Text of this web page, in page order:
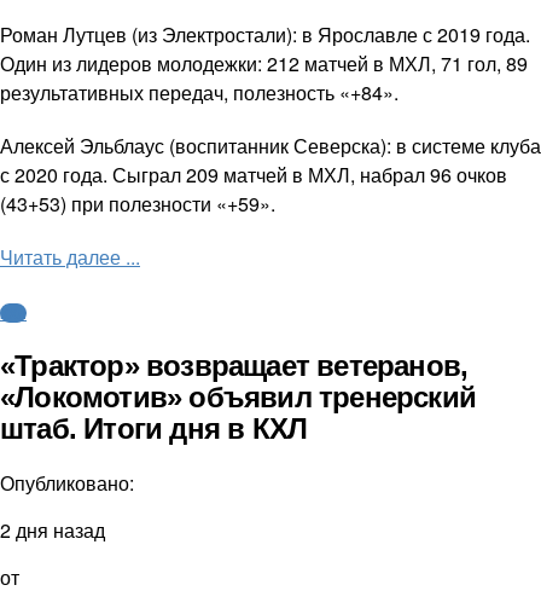
Роман Лутцев (из Электростали): в Ярославле с 2019 года.
Один из лидеров молодежки: 212 матчей в МХЛ, 71 гол, 89
результативных передач, полезность «+84».
Алексей Эльблаус (воспитанник Северска): в системе клуба
с 2020 года. Сыграл 209 матчей в МХЛ, набрал 96 очков
(43+53) при полезности «+59».
Читать далее ...
КХЛ
«Трактор» возвращает ветеранов,
«Локомотив» объявил тренерский
штаб. Итоги дня в КХЛ
Опубликовано:
2 дня назад
от